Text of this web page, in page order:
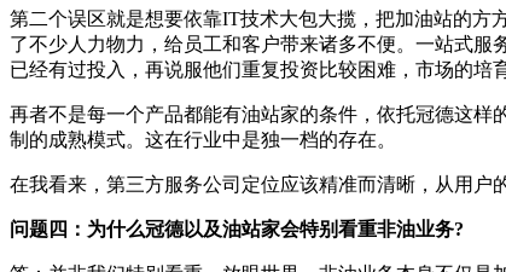
第二个误区就是想要依靠IT技术大包大揽，把加油站的方
了不少人力物力，给员工和客户带来诸多不便。一站式
已经有过投入，再说服他们重复投资比较困难，市场的培
再者不是每一个产品都能有油站家的条件，依托冠德这
制的成熟模式。这在行业中是独一档的存在。
在我看来，第三方服务公司定位应该精准而清晰，从用户
问题四：为什么冠德以及油站家会特别看重非油业务?